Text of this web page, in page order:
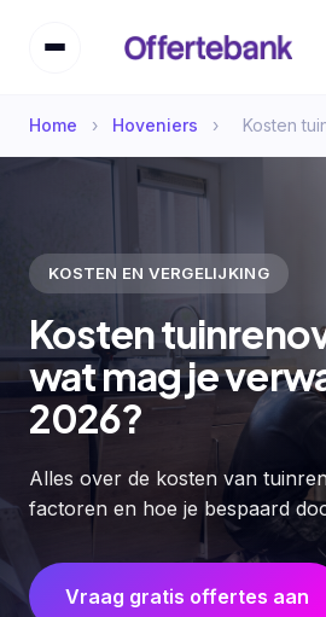
Home › Hoveniers › Kosten
KOSTEN EN VERGELIJKING
Kosten
wat mag je
2026?
Alles over de kosten van
factoren en hoe je bespaard
Vraag gratis offertes aan